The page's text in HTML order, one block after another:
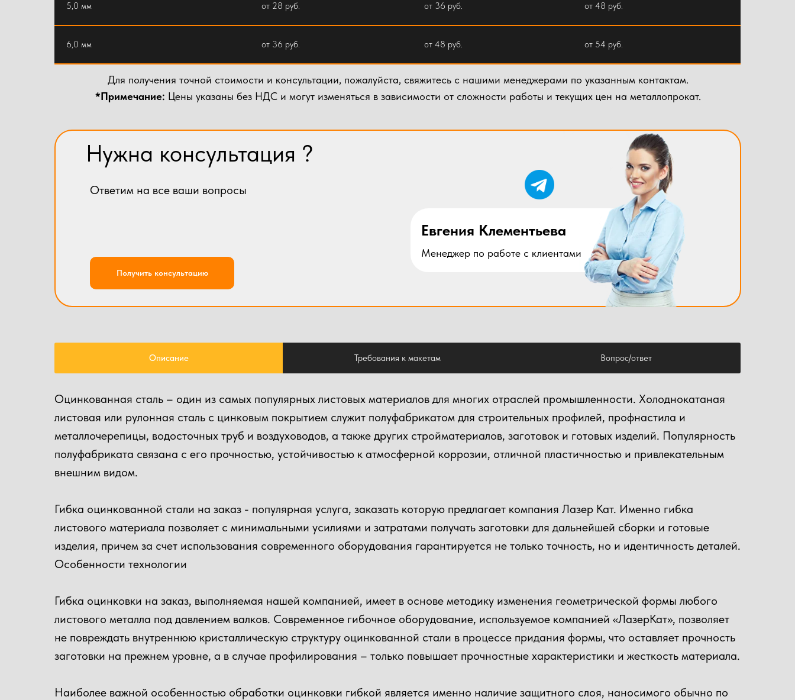
5,0 мм от 28 руб. от 36 руб. от 48 руб.
6,0 мм от 36 руб. от 48 руб. от 54 руб.
Для получения точной стоимости и консультации, пожалуйста, свяжитесь с нашими менеджерами по указанным контактам.
*Примечание: Цены указаны без НДС и могут изменяться в зависимости от сложности работы и текущих цен на металлопрокат.
Получить консультацию
Нужна консультация ?
Евгения Клементьева
Ответим на все ваши вопросы
Менеджер по работе с клиентами
Описание Требования к макетам Вопрос/ответ
Оцинкованная сталь – один из самых популярных листовых материалов для многих отраслей промышленности. Холоднокатаная
листовая или рулонная сталь с цинковым покрытием служит полуфабрикатом для строительных профилей, профнастила и
металлочерепицы, водосточных труб и воздуховодов, а также других стройматериалов, заготовок и готовых изделий. Популярность
полуфабриката связана с его прочностью, устойчивостью к атмосферной коррозии, отличной пластичностью и привлекательным
внешним видом.
Гибка оцинкованной стали на заказ - популярная услуга, заказать которую предлагает компания Лазер Кат. Именно гибка
листового материала позволяет с минимальными усилиями и затратами получать заготовки для дальнейшей сборки и готовые
изделия, причем за счет использования современного оборудования гарантируется не только точность, но и идентичность деталей.
Особенности технологии
Гибка оцинковки на заказ, выполняемая нашей компанией, имеет в основе методику изменения геометрической формы любого
листового металла под давлением валков. Современное гибочное оборудование, используемое компанией «ЛазерКат», позволяет
не повреждать внутреннюю кристаллическую структуру оцинкованной стали в процессе придания формы, что оставляет прочность
заготовки на прежнем уровне, а в случае профилирования – только повышает прочностные характеристики и жесткость материала.
Наиболее важной особенностью обработки оцинковки гибкой является именно наличие защитного слоя, наносимого обычно по